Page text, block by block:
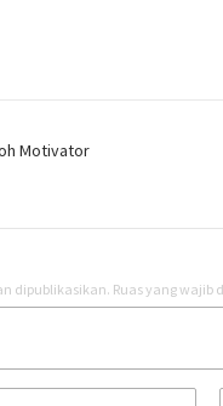
Motivator
dipublikasikan. Ruas yang wajib